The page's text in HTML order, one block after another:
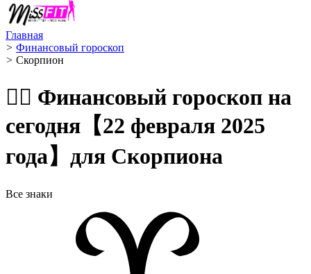
Главная
> Финансовый гороскоп
> Скорпион ️
🧙‍♀️ Финансовый гороскоп на
сегодня【22 февраля 2025
года】для Скорпиона
Все знаки